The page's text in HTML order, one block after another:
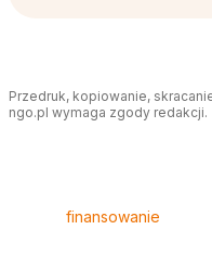
Przedruk, kopiowanie,
ngo.pl wymaga zgody redakcji.
finansowanie